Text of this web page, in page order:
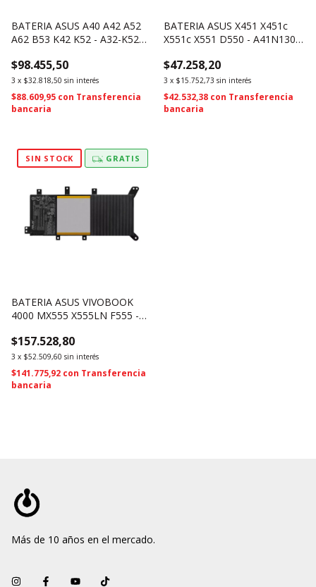
BATERIA ASUS A40 A42 A52
A62 B53 K42 K52 - A32-K52
$98.455,50
3 x $32.818,50 sin interés
$88.609,95 con Transferencia
bancaria
BATERIA ASUS X451 X451c
X551c X551 D550 - A41N1308
$47.258,20
3 x $15.752,73 sin interés
$42.532,38 con Transferencia
bancaria
SIN STOCK GRATIS
BATERIA ASUS VIVOBOOK
4000 MX555 X555LN F555 -
$157.528,80
3 x $52.509,60 sin interés
$141.775,92 con Transferencia
bancaria
Más de 10 años en el mercado.